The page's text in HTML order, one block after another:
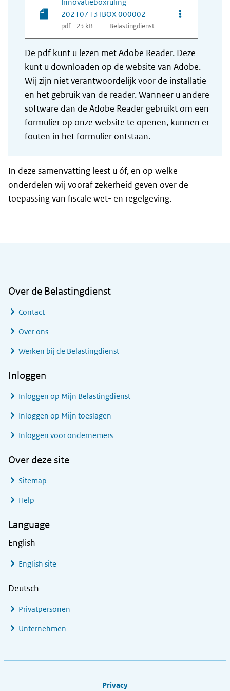
20210713 IBOX 000002
pdf - 23 kB Belastingdienst
Opties van
De pdf kunt u lezen met Adobe Reader. Deze
kunt u downloaden op de website van Adobe.
Wij zijn niet verantwoordelijk voor de installatie
en het gebruik van de reader. Wanneer u andere
software dan de Adobe Reader gebruikt om een
formulier op onze website te openen, kunnen er
fouten in het formulier ontstaan.
In deze samenvatting leest u óf, en op welke
onderdelen wij vooraf zekerheid geven over de
toepassing van fiscale wet- en regelgeving.
Over de Belastingdienst
Contact
Over ons
Werken bij de Belastingdienst
Inloggen
Inloggen op Mijn Belastingdienst
Inloggen op Mijn toeslagen
Inloggen voor ondernemers
Over deze site
Sitemap
Help
Language
English
English site
Deutsch
Privatpersonen
Unternehmen
Privacy